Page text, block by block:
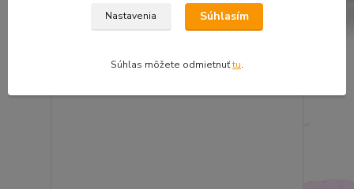
Nastavenia Súhlasím
Súhlas môžete odmietnuťtu.